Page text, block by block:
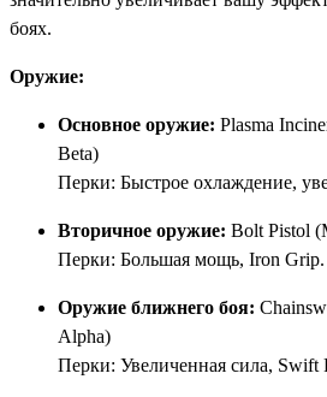
боях.
Оружие:
Основное оружие: Plasma
Beta)
Перки: Быстрое охлаждение,
Вторичное оружие: Bolt Pistol
Перки: Большая мощь, Iron Grip.
Оружие ближнего боя:
Alpha)
Перки: Увеличенная сила, Swift